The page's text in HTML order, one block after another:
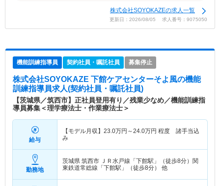
株式会社SOYOKAZEの求人一覧
更新日：2026/08/05 求人番号：9075050
機能訓練指導員 契約社員・嘱託社員 募集停止
株式会社SOYOKAZE 下館ケアセンターそよ風の機能
訓練指導員求人(契約社員・嘱託社員)
【茨城県／筑西市】正社員登用有り／残業少なめ／機能訓練指
導員募集＜理学療法士・作業療法士＞
給与
【モデル月収】 23.0万円～24.0万円 程度 諸手当込
み
勤務地
茨城県 筑西市 ＪＲ水戸線「下館駅」（徒歩8分）関
東鉄道常総線「下館駅」（徒歩8分） 他